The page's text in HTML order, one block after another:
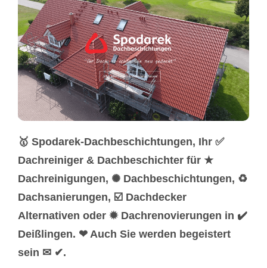
🥇 Spodarek-Dachbeschichtungen, Ihr ✅
Dachreiniger & Dachbeschichter für ★
Dachreinigungen, ✺ Dachbeschichtungen, ♻
Dachsanierungen, ☑️ Dachdecker
Alternativen oder ✹ Dachrenovierungen in ✔️
Deißlingen. ❤ Auch Sie werden begeistert
sein ✉ ✔.